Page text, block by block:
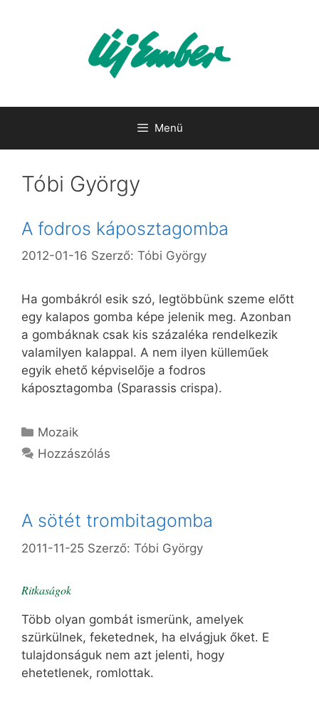
Menü
Tóbi György
A fodros káposztagomba
2012-01-16 Szerző: Tóbi György
Ha gombákról esik szó, legtöbbünk szeme előtt
egy kalapos gomba képe jelenik meg. Azonban
a gombáknak csak kis százaléka rendelkezik
valamilyen kalappal. A nem ilyen külleműek
egyik ehető képviselője a fodros
káposztagomba (Sparassis crispa).
Kategória
Mozaik
Hozzászólás
A sötét trombitagomba
2011-11-25 Szerző: Tóbi György
Ritkaságok
Több olyan gombát ismerünk, amelyek
szürkülnek, feketednek, ha elvágjuk őket. E
tulajdonságuk nem azt jelenti, hogy
ehetetlenek, romlottak.